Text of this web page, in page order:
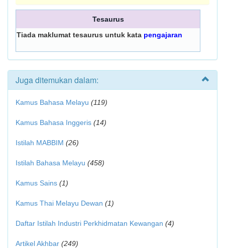
Tesaurus
Tiada maklumat tesaurus untuk kata pengajaran
Juga ditemukan dalam:
Kamus Bahasa Melayu (119)
Kamus Bahasa Inggeris (14)
Istilah MABBIM (26)
Istilah Bahasa Melayu (458)
Kamus Sains (1)
Kamus Thai Melayu Dewan (1)
Daftar Istilah Industri Perkhidmatan Kewangan (4)
Artikel Akhbar (249)